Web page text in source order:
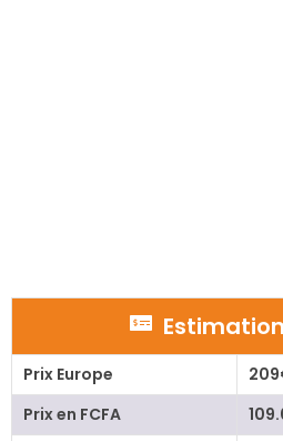
Prix Europe
Prix en FCFA